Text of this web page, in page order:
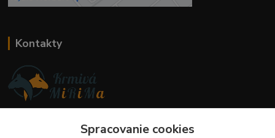
Kontakty
+421 944 394 715Spracovanie cookies